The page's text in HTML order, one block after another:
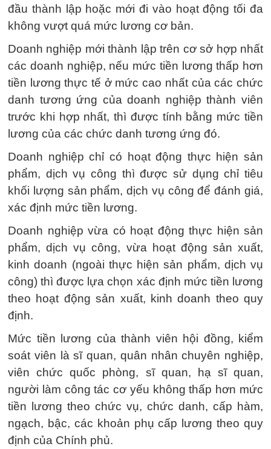
đầu thành lập hoặc mới đi vào hoạt động tối đa
không vượt quá mức lương cơ bản.
Doanh nghiệp mới thành lập trên cơ sở hợp nhất
các doanh nghiệp, nếu mức tiền lương thấp hơn
tiền lương thực tế ở mức cao nhất của các chức
danh tương ứng của doanh nghiệp thành viên
trước khi hợp nhất, thì được tính bằng mức tiền
lương của các chức danh tương ứng đó.
Doanh nghiệp chỉ có hoạt động thực hiện sản
phẩm, dịch vụ công thì được sử dụng chỉ tiêu
khối lượng sản phẩm, dịch vụ công để đánh giá,
xác định mức tiền lương.
Doanh nghiệp vừa có hoạt động thực hiện sản
phẩm, dịch vụ công, vừa hoạt động sản xuất,
kinh doanh (ngoài thực hiện sản phẩm, dịch vụ
công) thì được lựa chọn xác định mức tiền lương
theo hoạt động sản xuất, kinh doanh theo quy
định.
Mức tiền lương của thành viên hội đồng, kiểm
soát viên là sĩ quan, quân nhân chuyên nghiệp,
viên chức quốc phòng, sĩ quan, hạ sĩ quan,
người làm công tác cơ yếu không thấp hơn mức
tiền lương theo chức vụ, chức danh, cấp hàm,
ngạch, bậc, các khoản phụ cấp lương theo quy
định của Chính phủ.